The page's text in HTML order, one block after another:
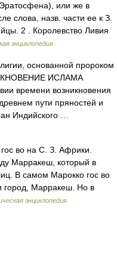
или же в
слова, назв. части ее к З.
2 . Королевство Ливия
энциклопедия
основанной пророком
ИСЛАМА
времени возникновения
пути пряностей и
Индийского …
во на С. З. Африки.
Марракеш, который в
В самом Марокко гос во
город, Марракеш. Но в
энциклопедия